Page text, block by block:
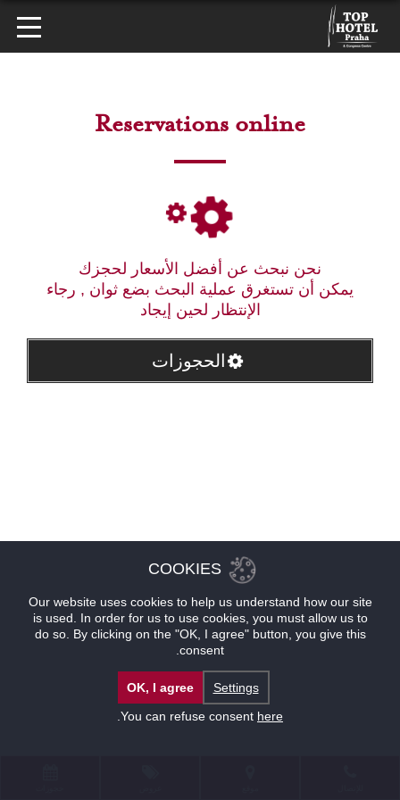
Reservations online
نحن نبحث عن أفضل الأسعار لحجزك
يمكن أن تستغرق عملية البحث بضع ثوان , رجاء
الإنتظار لحين إيجاد
الحجوزات
COOKIES
Our website uses cookies to help us understand how our site
is used. In order for us to use cookies, you must allow us to
do so. By clicking on the "OK, I agree" button, you give this
consent.
Settings
OK, I agree
You can refuse consent here
.